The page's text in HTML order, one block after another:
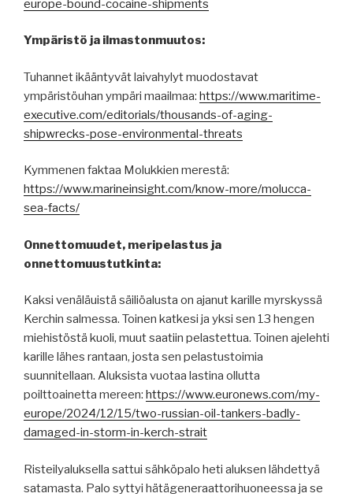
europe-bound-cocaine-shipments
Ympäristö ja ilmastonmuutos:
Tuhannet ikääntyvät laivahylyt muodostavat
ympäristöuhan ympäri maailmaa: https://www.maritime-
executive.com/editorials/thousands-of-aging-
shipwrecks-pose-environmental-threats
Kymmenen faktaa Molukkien merestä:
https://www.marineinsight.com/know-more/molucca-
sea-facts/
Onnettomuudet, meripelastus ja
onnettomuustutkinta:
Kaksi venäläuistä säiliöalusta on ajanut karille myrskyssä
Kerchin salmessa. Toinen katkesi ja yksi sen 13 hengen
miehistöstä kuoli, muut saatiin pelastettua. Toinen ajelehti
karille lähes rantaan, josta sen pelastustoimia
suunnitellaan. Aluksista vuotaa lastina ollutta
poilttoainetta mereen: https://www.euronews.com/my-
europe/2024/12/15/two-russian-oil-tankers-badly-
damaged-in-storm-in-kerch-strait
Risteilyaluksella sattui sähköpalo heti aluksen lähdettyä
satamasta. Palo syttyi hätägeneraattorihuoneessa ja se